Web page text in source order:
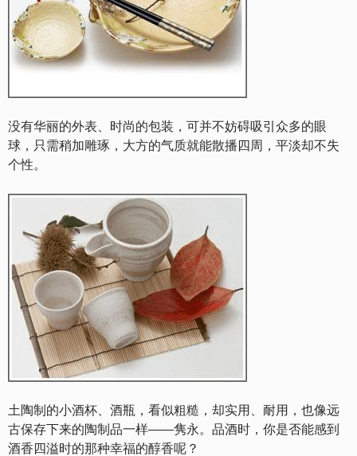
没有华丽的外表、时尚的包装，可并不妨碍吸引众多的眼
球，只需稍加雕琢，大方的气质就能散播四周，平淡却不失
个性。
土陶制的小酒杯、酒瓶，看似粗糙，却实用、耐用，也像远
古保存下来的陶制品一样——隽永。品酒时，你是否能感到
酒香四溢时的那种幸福的醇香呢？